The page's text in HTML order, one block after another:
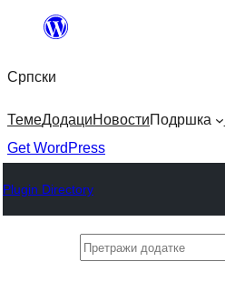
Скочи
садржај
Српски
ТемеДодациНовостиПодршка
Get WordPress
Plugin Directory
Претражи